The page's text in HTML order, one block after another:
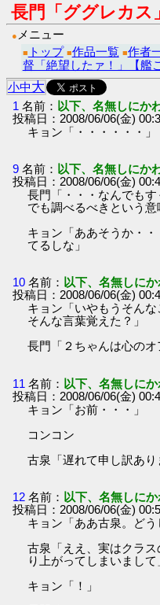
長門「ググレカス」
● メニュー
■ トップ ■作品一覧 ■作者
督「絶望したァ！」【艦
小中大
1 名前： 以下、名無しにか
投稿日：2008/06/06(金)
キョン「・・・・・・」
9 名前： 以下、名無しにか
投稿日：2008/06/06(金)
長門「・・・なんでも
でも調べるべきという意
キョン「ああそうか・
てるしな」
10 名前： 以下、名無しに
投稿日：2008/06/06(金)
キョン「いやもうそん
そんな言葉覚えた？」
長門「２ちゃんは心のオ
11 名前： 以下、名無しに
投稿日：2008/06/06(金)
キョン「お前・・・」
コンコン
古泉「遅れて申し訳あり
12 名前： 以下、名無しに
投稿日：2008/06/06(金)
キョン「ああ古泉。どう
古泉「ええ、実はクラ
り上がってしまいまして
キョン「！」